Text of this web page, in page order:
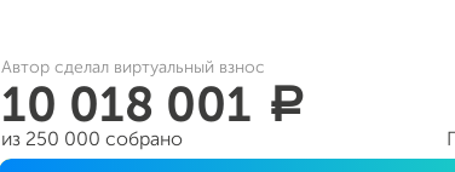
Автор сделал виртуальный взнос
10 018 001 a
из 250 000 собрано